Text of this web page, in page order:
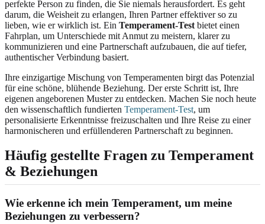
perfekte Person zu finden, die Sie niemals herausfordert. Es geht
darum, die Weisheit zu erlangen, Ihren Partner effektiver so zu
lieben, wie er wirklich ist. Ein Temperament-Test bietet einen
Fahrplan, um Unterschiede mit Anmut zu meistern, klarer zu
kommunizieren und eine Partnerschaft aufzubauen, die auf tiefer,
authentischer Verbindung basiert.
Ihre einzigartige Mischung von Temperamenten birgt das Potenzial
für eine schöne, blühende Beziehung. Der erste Schritt ist, Ihre
eigenen angeborenen Muster zu entdecken. Machen Sie noch heute
den wissenschaftlich fundierten Temperament-Test, um
personalisierte Erkenntnisse freizuschalten und Ihre Reise zu einer
harmonischeren und erfüllenderen Partnerschaft zu beginnen.
Häufig gestellte Fragen zu Temperament
& Beziehungen
Wie erkenne ich mein Temperament, um meine
Beziehungen zu verbessern?